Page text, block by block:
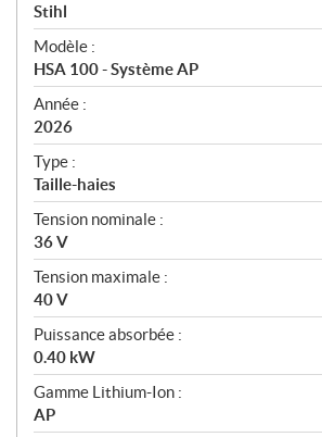
p
é
c
i
f
i
c
a
t
i
o
n
s
Stihl
Modèle :
HSA 100 - Système AP
Année :
2026
Type :
Taille-haies
Tension nominale :
36 V
Tension maximale :
40 V
Puissance absorbée :
0.40 kW
Gamme Lithium-Ion :
AP